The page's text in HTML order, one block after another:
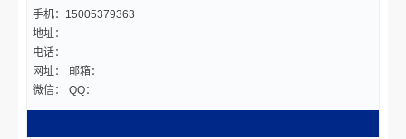
手机：15005379363
地址：
电话：
网址：
邮箱：
微信：
QQ：